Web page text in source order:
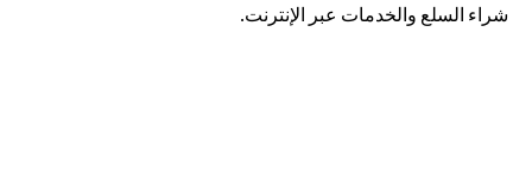
شراء السلع والخدمات عبر الإنترنت.